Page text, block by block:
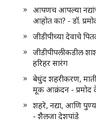
आपणच आपल्या
आहोत का? - डॉ.
जीडीपीच्या देवाचे
जीडीपीपलीकडील
हरिहर सारंग
बेधुंद शहरीकरण,
मूक आक्रंदन - प्रमोद
शहरे, नद्या, आणि
- शैलजा देशपांडे